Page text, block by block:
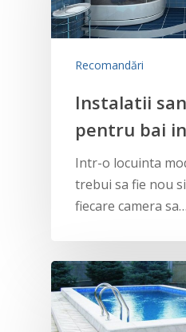
Recomandări
Instalatii
pentru bai
Intr-o locuinta
trebui sa fie nou
fiecare camera sa…